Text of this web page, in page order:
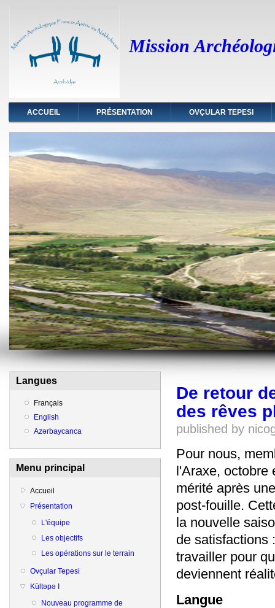
Mission
ACCUEIL PRÉSENTATION OVÇULAR TEPESI
Langues
Français
English
Azərbaycanca
Menu principal
Accueil
Présentation
L'équipe
Les objectifs
Les opérations sur le terrain
Ovçular Tepesi
Kültəpə I
Nouveau programme de
De retour
des rêves
published by
Pour nous,
l'Araxe,
mérité après
post-fouille.
la nouvelle
de satisfactions
travailler pour
deviennent
Langue